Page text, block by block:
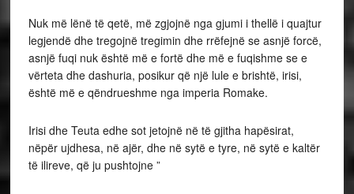
Nuk më lënë të qetë, më zgjojnë nga gjumi i thellë i quajtur
legjendë dhe tregojnë tregimin dhe rrëfejnë se asnjë forcë,
asnjë fuqi nuk është më e fortë dhe më e fuqishme se e
vërteta dhe dashuria, posikur që një lule e brishtë, irisi,
është më e qëndrueshme nga imperia Romake.
Irisi dhe Teuta edhe sot jetojnë në të gjitha hapësirat,
nëpër ujdhesa, në ajër, dhe në sytë e tyre, në sytë e kaltër
të ilireve, që ju pushtojne ”